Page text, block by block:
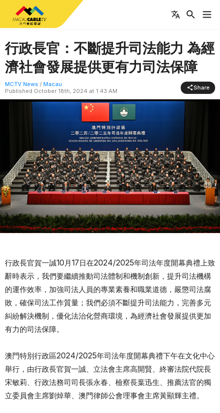
行政長官：不斷提升司法能力 為經
濟社會發展提供更有力司法保障
MCTV News / Macau
Published October 18th, 2024 at 1:43 AM Share
行政長官賀一誠10月17日在2024/2025年司法年度開幕典禮上致
辭時表示，我們要繼續推動司法體制和機制創新，提升司法機構
的運作效率，加強司法人員的專業素養和職業道德，嚴懲司法腐
敗，確保司法工作質量；我們必須不斷提升司法能力，完善多元
糾紛解決機制，優化法治化營商環境，為經濟社會發展提供更加
有力的司法保障。
澳門特別行政區2024/2025年司法年度開幕典禮下午在文化中心
舉行，由行政長官賀一誠、立法會主席高開賢、終審法院代院長
宋敏莉、行政法務司司長張永春、檢察長葉迅生、推薦法官的獨
立委員會主席劉焯華、澳門律師公會理事會主席黃顯輝主禮。